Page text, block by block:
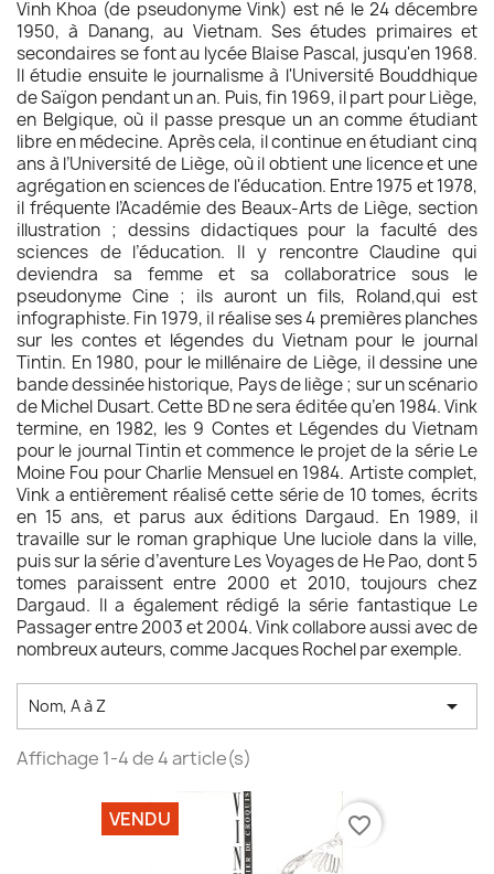
Vinh Khoa (de pseudonyme Vink) est né le 24 décembre
1950, à Danang, au Vietnam. Ses études primaires et
secondaires se font au lycée Blaise Pascal, jusqu'en 1968.
Il étudie ensuite le journalisme à l'Université Bouddhique
de Saïgon pendant un an. Puis, fin 1969, il part pour Liège,
en Belgique, où il passe presque un an comme étudiant
libre en médecine. Après cela, il continue en étudiant cinq
ans à l’Université de Liège, où il obtient une licence et une
agrégation en sciences de l'éducation. Entre 1975 et 1978,
il fréquente l’Académie des Beaux-Arts de Liège, section
illustration ; dessins didactiques pour la faculté des
sciences de l’éducation. Il y rencontre Claudine qui
deviendra sa femme et sa collaboratrice sous le
pseudonyme Cine ; ils auront un fils, Roland,qui est
infographiste. Fin 1979, il réalise ses 4 premières planches
sur les contes et légendes du Vietnam pour le journal
Tintin. En 1980, pour le millénaire de Liège, il dessine une
bande dessinée historique, Pays de liège ; sur un scénario
de Michel Dusart. Cette BD ne sera éditée qu’en 1984. Vink
termine, en 1982, les 9 Contes et Légendes du Vietnam
pour le journal Tintin et commence le projet de la série Le
Moine Fou pour Charlie Mensuel en 1984. Artiste complet,
Vink a entièrement réalisé cette série de 10 tomes, écrits
en 15 ans, et parus aux éditions Dargaud. En 1989, il
travaille sur le roman graphique Une luciole dans la ville,
puis sur la série d’aventure Les Voyages de He Pao, dont 5
tomes paraissent entre 2000 et 2010, toujours chez
Dargaud. Il a également rédigé la série fantastique Le
Passager entre 2003 et 2004. Vink collabore aussi avec de
nombreux auteurs, comme Jacques Rochel par exemple.
Nom, A à Z 
Affichage 1-4 de 4 article(s)
VENDU favorite_border